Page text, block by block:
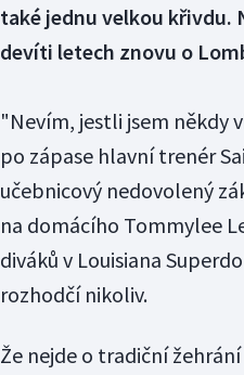
také jednu velkou křivdu.
devíti letech znovu o
"Nevím, jestli jsem někdy
po zápase hlavní trenér
učebnicový nedovolený
na domácího Tommylee
diváků v Louisiana
rozhodčí nikoliv.
Že nejde o tradiční